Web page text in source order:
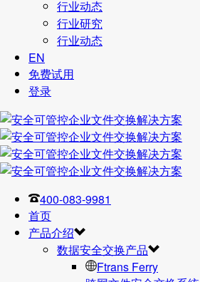
行业动态
行业研究
行业动态
EN
免费试用
登录
400-083-9981
首页
产品介绍
数据安全交换产品
Ftrans Ferry